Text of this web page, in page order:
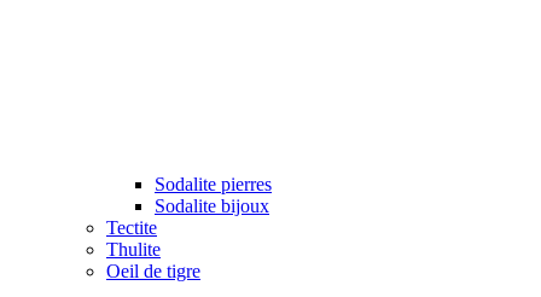
Sodalite pierres
Sodalite bijoux
Tectite
Thulite
Oeil de tigre